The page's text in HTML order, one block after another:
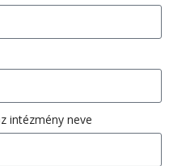
intézmény neve